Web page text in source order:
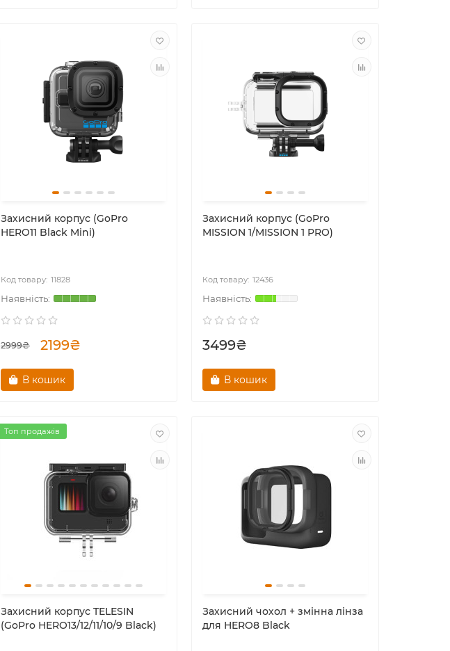
Захисний корпус (GoPro
HERO11 Black Mini)
11828
2999₴ 2199₴
В кошик
Захисний корпус (GoPro
MISSION 1/MISSION 1 PRO)
12436
3499₴
В кошик
Топ продажів
Захисний корпус TELESIN
(GoPro HERO13/12/11/10/9 Black)
Захисний чохол + змінна лінза
для HERO8 Black